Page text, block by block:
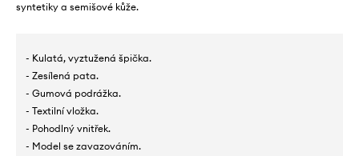
syntetiky a semišové kůže.
- Kulatá, vyztužená špička.
- Zesílená pata.
- Gumová podrážka.
- Textilní vložka.
- Pohodlný vnitřek.
- Model se zavazováním.